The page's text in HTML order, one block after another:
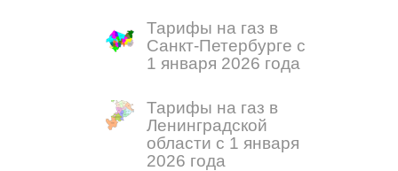
Тарифы на газ в
Санкт-Петербурге с
1 января 2026 года
Тарифы на газ в
Ленинградской
области с 1 января
2026 года